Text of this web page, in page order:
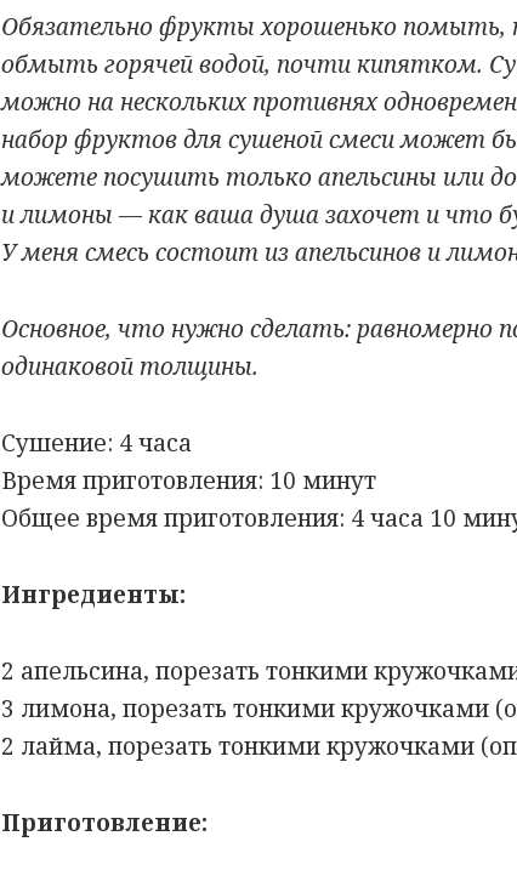
Обязательно фрукты хорошенько
обмыть горячей водой, почти кипятком.
можно на нескольких противнях
набор фруктов для сушеной смеси может
можете посушить только апельсины или
и лимоны — как ваша душа захочет и что
У меня смесь состоит из апельсинов и
Основное, что нужно сделать: равномерно
одинаковой толщины.
Сушение: 4 часа
Время приготовления: 10 минут
Общее время приготовления: 4 часа 10
Ингредиенты:
2 апельсина, порезать тонкими
3 лимона, порезать тонкими кружочками
2 лайма, порезать тонкими кружочками
Приготовление: